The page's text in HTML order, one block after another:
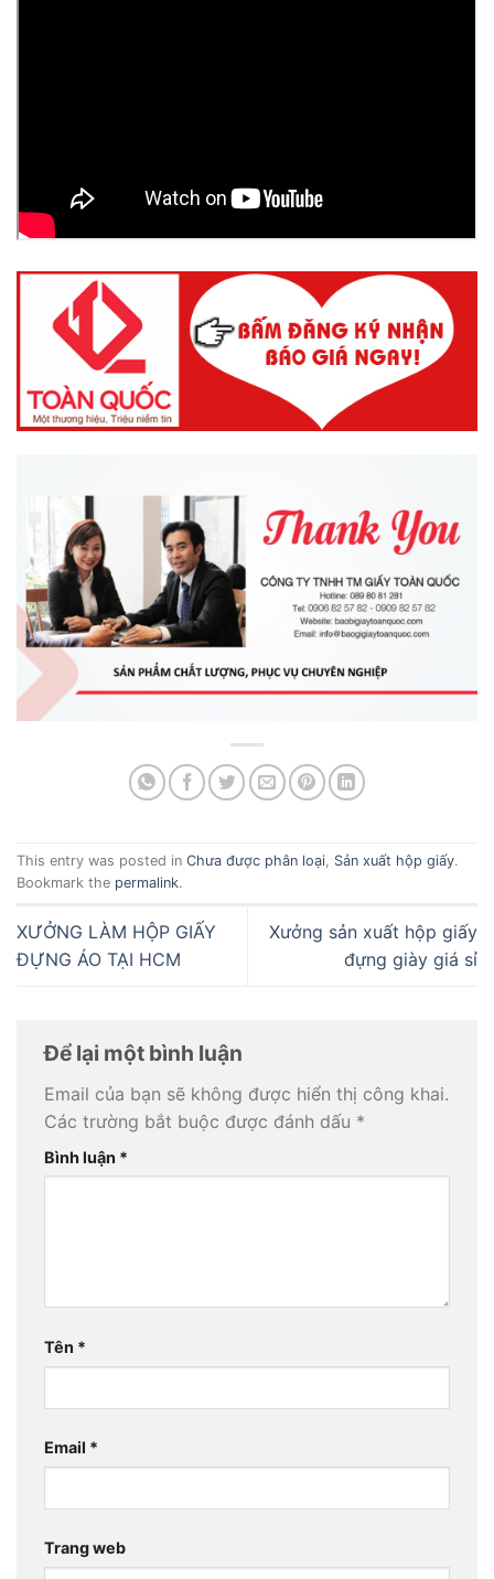
This entry was posted in Chưa được phân loại Sản xuất hộp giấy.
Bookmark the permalink.
XƯỞNG LÀM HỘP GIẤY
ĐỰNG ÁO TẠI HCM
Xưởng sản xuất hộp giấy
đựng giày giá sỉ
Để lại một bình luận
Email của bạn sẽ không được hiển thị công khai.
Các trường bắt buộc được đánh dấu *
Bình luận *
Tên *
Email *
Trang web